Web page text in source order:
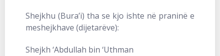
Shejkhu (Bura’i) tha se kjo ishte në praninë e
meshejkhave (dijetarëve):
Shejkh ‘Abdullah bin ‘Uthman